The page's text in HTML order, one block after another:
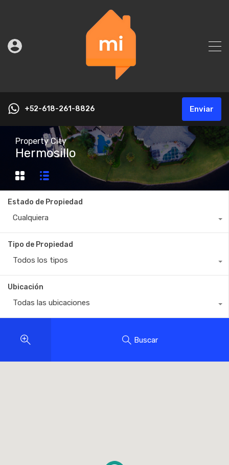
+52-618-261-8826 Enviar
Property City
Hermosillo
Estado de Propiedad
Cualquiera
Tipo de Propiedad
Todos los tipos
Ubicación
Todas las ubicaciones
Buscar